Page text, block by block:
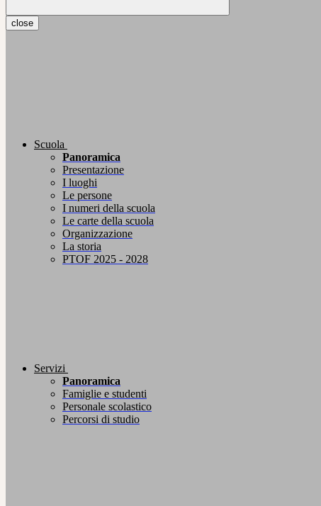
close
Scuola
Panoramica
Presentazione
I luoghi
Le persone
I numeri della scuola
Le carte della scuola
Organizzazione
La storia
PTOF 2025 - 2028
Servizi
Panoramica
Famiglie e studenti
Personale scolastico
Percorsi di studio